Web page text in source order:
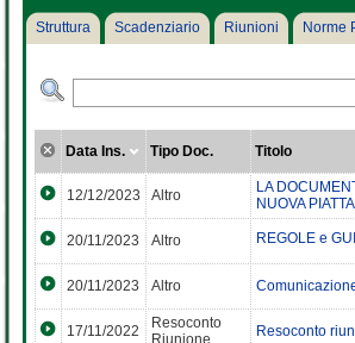
Struttura Scadenziario Riunioni Norme
Data Ins. Tipo Doc. Titolo
12/12/2023 Altro
LA
NUOVA
20/11/2023 Altro REGOLE e
20/11/2023 Altro
17/11/2022
Resoconto
Riunione
Resoconto